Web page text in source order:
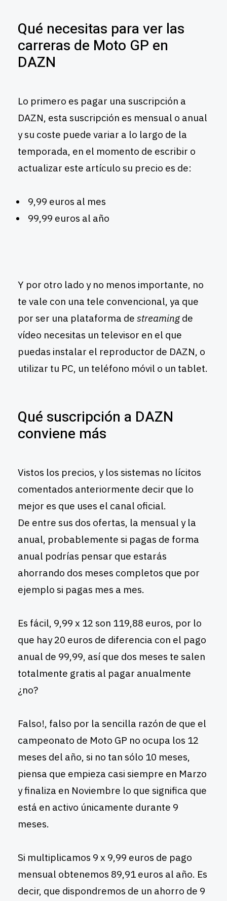
Qué necesitas para ver las
carreras de Moto GP en
DAZN
Lo primero es pagar una suscripción a
DAZN, esta suscripción es mensual o anual
y su coste puede variar a lo largo de la
temporada, en el momento de escribir o
actualizar este artículo su precio es de:
9,99 euros al mes
99,99 euros al año
Y por otro lado y no menos importante, no
te vale con una tele convencional, ya que
por ser una plataforma de streamingde
vídeo necesitas un televisor en el que
puedas instalar el reproductor de DAZN, o
utilizar tu PC, un teléfono móvil o un tablet.
Qué suscripción a DAZN
conviene más
Vistos los precios, y los sistemas no lícitos
comentados anteriormente decir que lo
mejor es que uses el canal oficial.
De entre sus dos ofertas, la mensual y la
anual, probablemente si pagas de forma
anual podrías pensar que estarás
ahorrando dos meses completos que por
ejemplo si pagas mes a mes.
Es fácil, 9,99 x 12 son 119,88 euros, por lo
que hay 20 euros de diferencia con el pago
anual de 99,99, así que dos meses te salen
totalmente gratis al pagar anualmente
¿no?
Falso!, falso por la sencilla razón de que el
campeonato de Moto GP no ocupa los 12
meses del año, si no tan sólo 10 meses,
piensa que empieza casi siempre en Marzo
y finaliza en Noviembre lo que significa que
está en activo únicamente durante 9
meses.
Si multiplicamos 9 x 9,99 euros de pago
mensual obtenemos 89,91 euros al año. Es
decir, que dispondremos de un ahorro de 9